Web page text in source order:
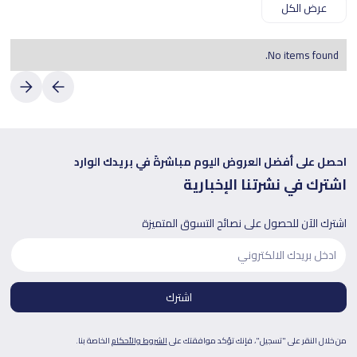
عرض الكل
No items found.
احصل على أفضل العروض اليوم مباشرةً في بريدك الوارد
اشترك في نشرتنا الإخبارية
اشترك الآن للحصول على نصائح التسوق المتميزة
من خلال النقر على "تسجيل"، فإنك تؤكد موافقتك علىالشروط والأحكامالخاصة بنا.